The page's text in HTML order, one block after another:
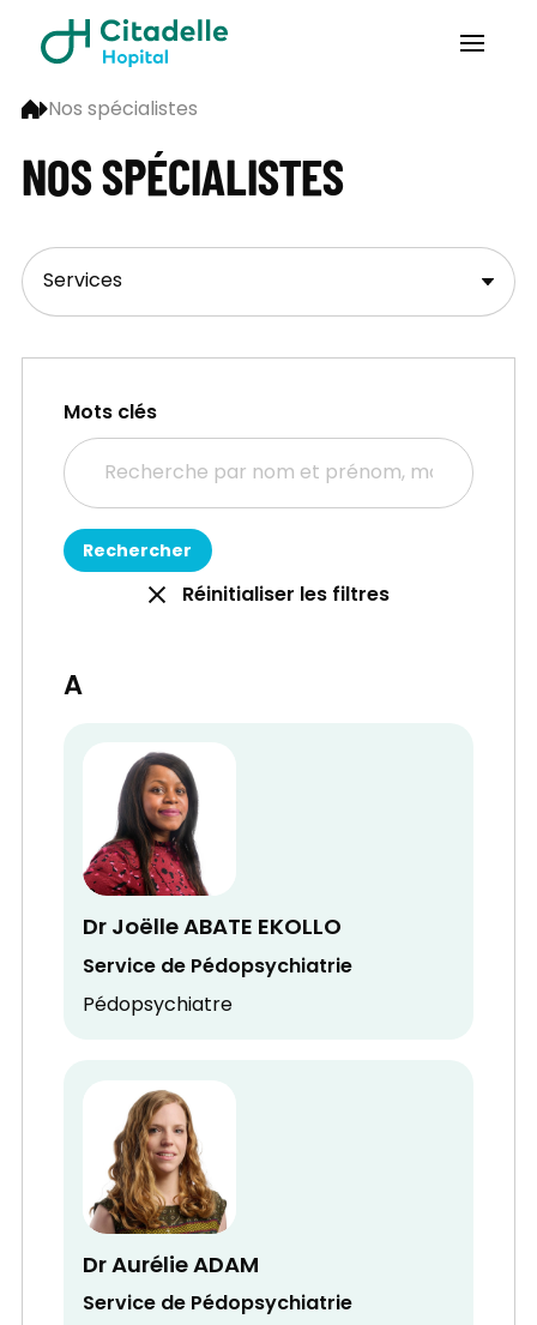
Nos spécialistes
NOS SPÉCIALISTES
Mots clés
Réinitialiser les filtres
A
Dr Joëlle ABATE EKOLLO
Service de Pédopsychiatrie
Pédopsychiatre
Dr Aurélie ADAM
Service de Pédopsychiatrie